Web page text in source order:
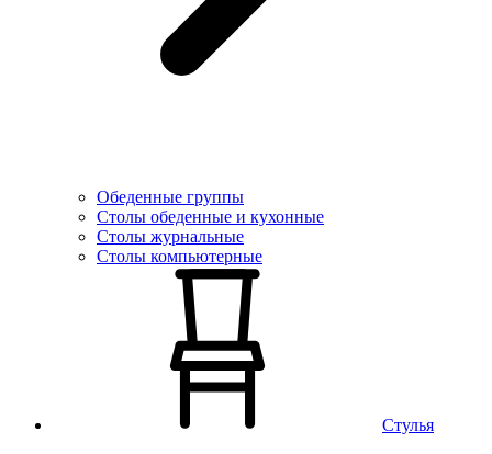
Обеденные группы
Столы обеденные и кухонные
Столы журнальные
Столы компьютерные
Стулья